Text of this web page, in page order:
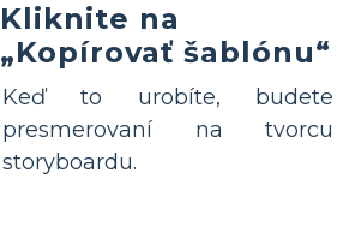
Kliknite na
„Kopírovať šablónu“
Keď to urobíte, budete
presmerovaní na tvorcu
storyboardu.